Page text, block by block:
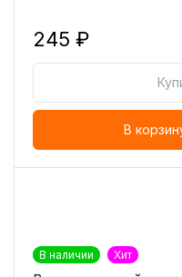
245 ₽
В
В наличии Хит